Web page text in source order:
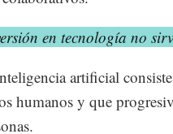
en tecnología no
artificial
humanos y que